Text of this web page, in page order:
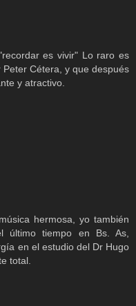
es vivir" Lo raro es
Cétera, y que después
y atractivo.
hermosa, yo también
último tiempo en Bs. As,
en el estudio del Dr Hugo
total.